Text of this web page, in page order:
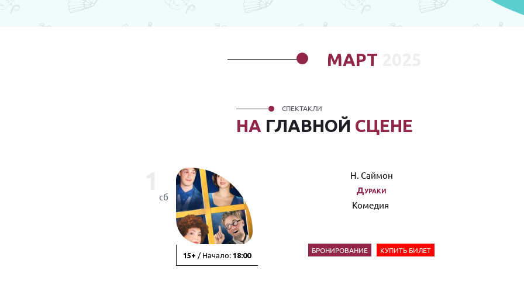
МАРТ
НА ГЛАВНОЙ СЦЕНЕ
СПЕКТАКЛИ
сб
15+ / Начало: 18:00
Н. Саймон
Дураки
Комедия
БРОНИРОВАНИЕ КУПИТЬ БИЛЕТ